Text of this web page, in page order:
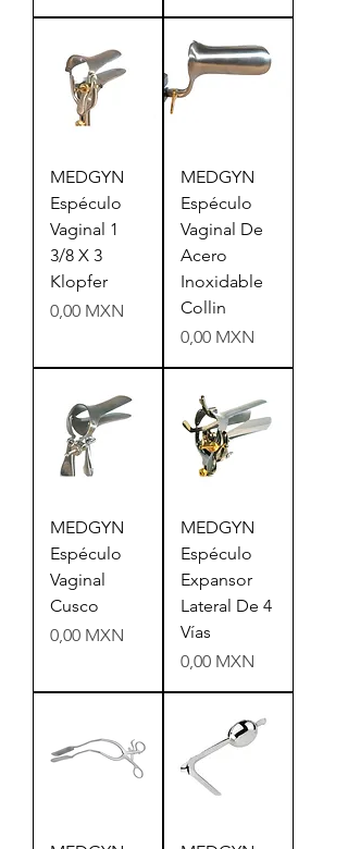
MEDGYN
Espéculo
Vaginal 1
3/8 X 3
Klopfer
Precio
0,00 MXN
MEDGYN
Espéculo
Vaginal De
Acero
Inoxidable
Collin
Precio
0,00 MXN
MEDGYN
Espéculo
Vaginal
Cusco
Precio
0,00 MXN
MEDGYN
Espéculo
Expansor
Lateral De 4
Vías
Precio
0,00 MXN